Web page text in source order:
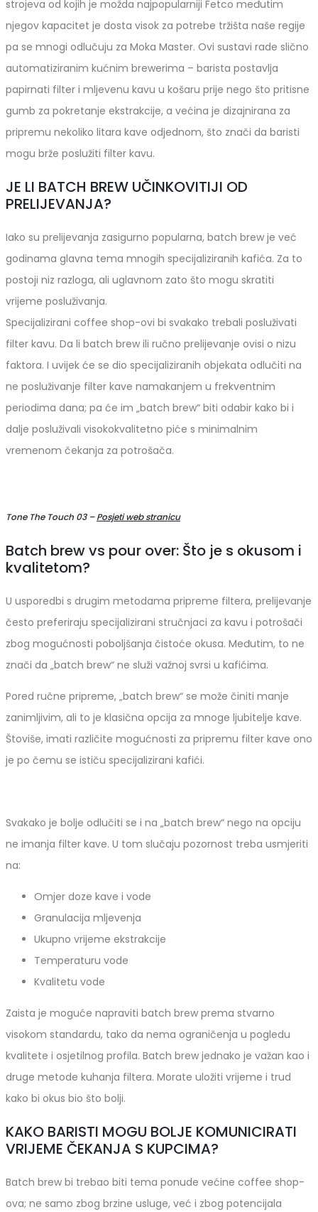
strojeva od kojih je možda najpopularniji Fetco međutim
njegov kapacitet je dosta visok za potrebe tržišta naše regije
pa se mnogi odlučuju za Moka Master. Ovi sustavi rade slično
automatiziranim kućnim brewerima – barista postavlja
papirnati filter i mljevenu kavu u košaru prije nego što pritisne
gumb za pokretanje ekstrakcije, a većina je dizajnirana za
pripremu nekoliko litara kave odjednom, što znači da baristi
mogu brže poslužiti filter kavu.
JE LI BATCH BREW UČINKOVITIJI OD
PRELIJEVANJA?
Iako su prelijevanja zasigurno popularna, batch brew je već
godinama glavna tema mnogih specijaliziranih kafića. Za to
postoji niz razloga, ali uglavnom zato što mogu skratiti
vrijeme posluživanja.
Specijalizirani coffee shop-ovi bi svakako trebali posluživati
filter kavu. Da li batch brew ili ručno prelijevanje ovisi o nizu
faktora. I uvijek će se dio specijaliziranih objekata odlučiti na
ne posluživanje filter kave namakanjem u frekventnim
periodima dana; pa će im „batch brew“ biti odabir kako bi i
dalje posluživali visokokvalitetno piće s minimalnim
vremenom čekanja za potrošača.
Tone The Touch 03 –Posjeti web stranicu
Batch brew vs pour over: Što je s okusom i
kvalitetom?
U usporedbi s drugim metodama pripreme filtera, prelijevanje
često preferiraju specijalizirani stručnjaci za kavu i potrošači
zbog mogućnosti poboljšanja čistoće okusa. Međutim, to ne
znači da „batch brew“ ne služi važnoj svrsi u kafićima.
Pored ručne pripreme, „batch brew“ se može činiti manje
zanimljivim, ali to je klasična opcija za mnoge ljubitelje kave.
Štoviše, imati različite mogućnosti za pripremu filter kave ono
je po čemu se ističu specijalizirani kafići.
Svakako je bolje odlučiti se i na „batch brew“ nego na opciju
ne imanja filter kave. U tom slučaju pozornost treba usmjeriti
na:
Omjer doze kave i vode
Granulacija mljevenja
Ukupno vrijeme ekstrakcije
Temperaturu vode
Kvalitetu vode
Zaista je moguće napraviti batch brew prema stvarno
visokom standardu, tako da nema ograničenja u pogledu
kvalitete i osjetilnog profila. Batch brew jednako je važan kao i
druge metode kuhanja filtera. Morate uložiti vrijeme i trud
kako bi okus bio što bolji.
KAKO BARISTI MOGU BOLJE KOMUNICIRATI
VRIJEME ČEKANJA S KUPCIMA?
Batch brew bi trebao biti tema ponude većine coffee shop-
ova; ne samo zbog brzine usluge, već i zbog potencijala